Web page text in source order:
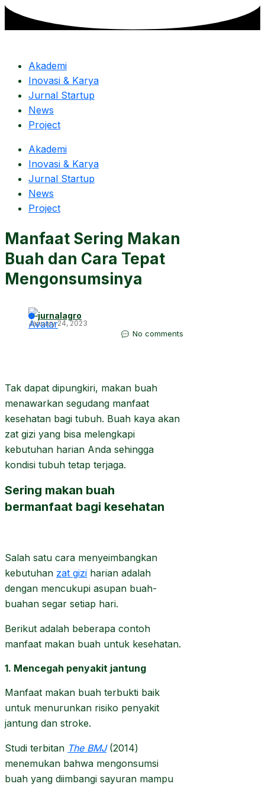
Skip
Akademi
Inovasi & Karya
Jurnal Startup
News
Project
Akademi
Inovasi & Karya
Jurnal Startup
News
Project
Manfaat Sering Makan
Buah dan Cara Tepat
Mengonsumsinya
jurnalagro
January 24, 2023
No comments
Tak dapat dipungkiri, makan buah
menawarkan segudang manfaat
kesehatan bagi tubuh. Buah kaya akan
zat gizi yang bisa melengkapi
kebutuhan harian Anda sehingga
kondisi tubuh tetap terjaga.
Sering makan buah
bermanfaat bagi kesehatan
Salah satu cara menyeimbangkan
kebutuhan zat gizi harian adalah
dengan mencukupi asupan buah-
buahan segar setiap hari.
Berikut adalah beberapa contoh
manfaat makan buah untuk kesehatan.
1. Mencegah penyakit jantung
Manfaat makan buah terbukti baik
untuk menurunkan risiko penyakit
jantung dan stroke.
Studi terbitan The BMJ(2014)
menemukan bahwa mengonsumsi
buah yang diimbangi sayuran mampu